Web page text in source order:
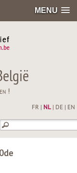
MENU
!
FR NL| DE EN